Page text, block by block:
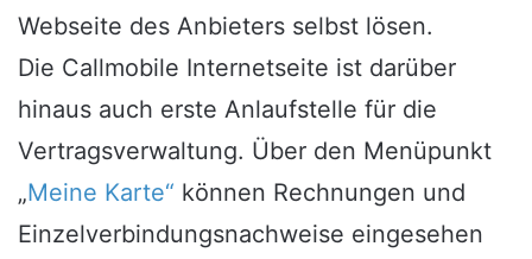
Webseite des Anbieters selbst lösen.
Die Callmobile Internetseite ist darüber
hinaus auch erste Anlaufstelle für die
Vertragsverwaltung. Über den Menüpunkt
„Meine Karte“ können Rechnungen und
Einzelverbindungsnachweise eingesehen